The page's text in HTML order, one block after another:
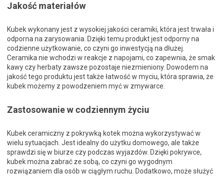
Jakość materiałów
Kubek wykonany jest z wysokiej jakości ceramiki, która jest trwała i
odporna na zarysowania. Dzięki temu produkt jest odporny na
codzienne użytkowanie, co czyni go inwestycją na dłużej.
Ceramika nie wchodzi w reakcje z napojami, co zapewnia, że smak
kawy czy herbaty zawsze pozostaje niezmieniony. Dowodem na
jakość tego produktu jest także łatwość w myciu, która sprawia, że
kubek możemy z powodzeniem myć w zmywarce.
Zastosowanie w codziennym życiu
Kubek ceramiczny z pokrywką kotek można wykorzystywać w
wielu sytuacjach. Jest idealny do użytku domowego, ale także
sprawdzi się w biurze czy podczas wyjazdów. Dzięki pokrywce,
kubek można zabrać ze sobą, co czyni go wygodnym
rozwiązaniem dla osób w ciągłym ruchu. Dodatkowo, może służyć